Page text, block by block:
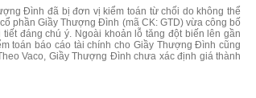
Đình đã bị đơn vị kiểm toán từ chối do không thể
phần Giầy Thượng Đình (mã CK: GTD) vừa công bố
đáng chú ý. Ngoài khoản lỗ tăng đột biến lên gần
toán báo cáo tài chính cho Giầy Thượng Đình cũng
Vaco, Giầy Thượng Đình chưa xác định giá thành